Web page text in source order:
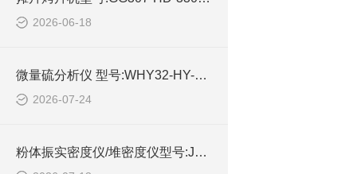
2026-06-18
微量硫分析仪 型号:WHY32-HY-06库号：M414768的技术介绍
2026-07-24
​粉体振实密度仪/堆密度仪型号:JZ-7库号：M414603的技术介绍